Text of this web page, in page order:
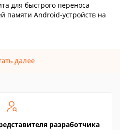
для быстрого переноса
памяти Android-устройств на
далее
разработчика